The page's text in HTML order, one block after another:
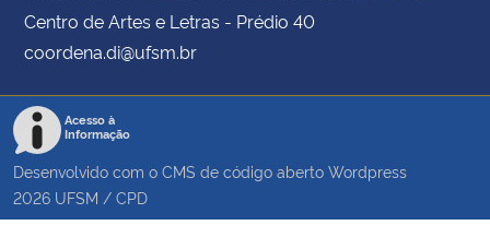
Planalto
Centro de Artes e Letras - Prédio 40
coordena.di@ufsm.br
Acesso à
Informação
Desenvolvido com o CMS de código aberto Wordpress
2026 UFSM / CPD